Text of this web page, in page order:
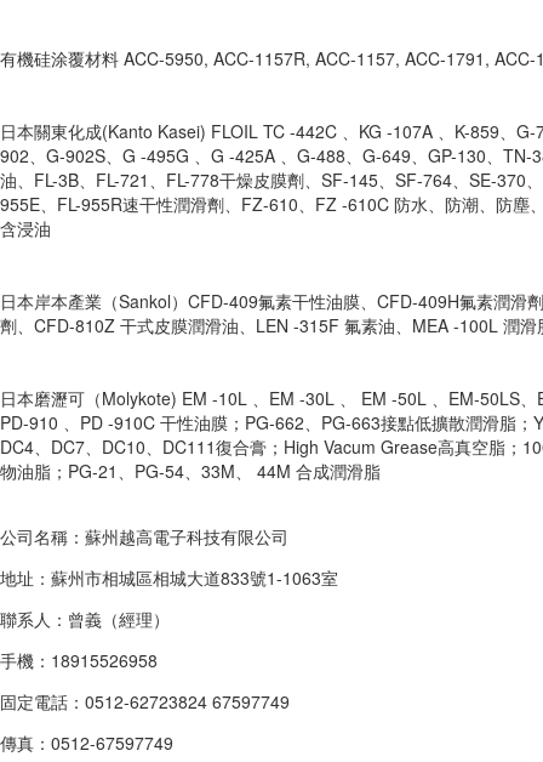
有機硅涂覆材料 ACC-5950, ACC-1157R, ACC-1157, ACC-1791, ACC-
日本關東化成(Kanto Kasei) FLOIL TC -442C 、KG -107A 、K-859、
902、G-902S、G -495G 、G -425A 、G-488、G-649、GP-130、
油、FL-3B、FL-721、FL-778干燥皮膜劑、SF-145、SF-764、SE-370
955E、FL-955R速干性潤滑劑、FZ-610、FZ -610C 防水、防潮、防
含浸油
日本岸本產業（Sankol）CFD-409氟素干性油膜、CFD-409H氟素潤
劑、CFD-810Z 干式皮膜潤滑油、LEN -315F 氟素油、MEA -100L 潤滑
日本磨瀝可（Molykote) EM -10L 、EM -30L 、 EM -50L 、EM-50LS
PD-910 、PD -910C 干性油膜；PG-662、PG-663接點低擴散潤滑脂
DC4、DC7、DC10、DC111復合膏；High Vacum Grease高真空脂；
物油脂；PG-21、PG-54、33M、 44M 合成潤滑脂
公司名稱：蘇州越高電子科技有限公司
地址：蘇州市相城區相城大道833號1-1063室
聯系人：曾義（經理）
手機：18915526958
固定電話：0512-62723824 67597749
傳真：0512-67597749